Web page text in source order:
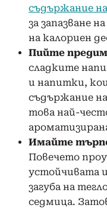
съдържание
за запазване
на калориен
Пийте
сладките
и напитки,
съдържание
това най-
Имайте
Повечето
устойчивата
загуба на
седмица.